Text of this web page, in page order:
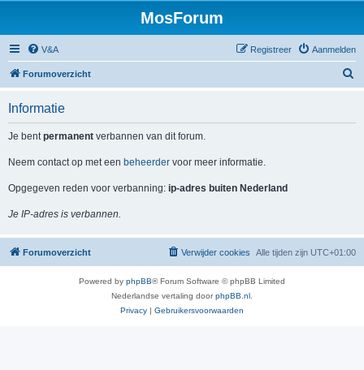
MosForum
V&A Aanmelden
Registreer
Forumoverzicht
Informatie
Je bentpermanent verbannen van dit forum.
Neem contact op met een beheerder voor meer informatie.
Opgegeven reden voor verbanning: ip-adres buiten Nederland
Je IP-adres is verbannen.
Forumoverzicht Alle tijden zijn UTC+01:00
Verwijder cookies
Powered by phpBB® Forum Software © phpBB Limited
Nederlandse vertaling doorphpBB.nl
Privacy | Gebruikersvoorwaarden